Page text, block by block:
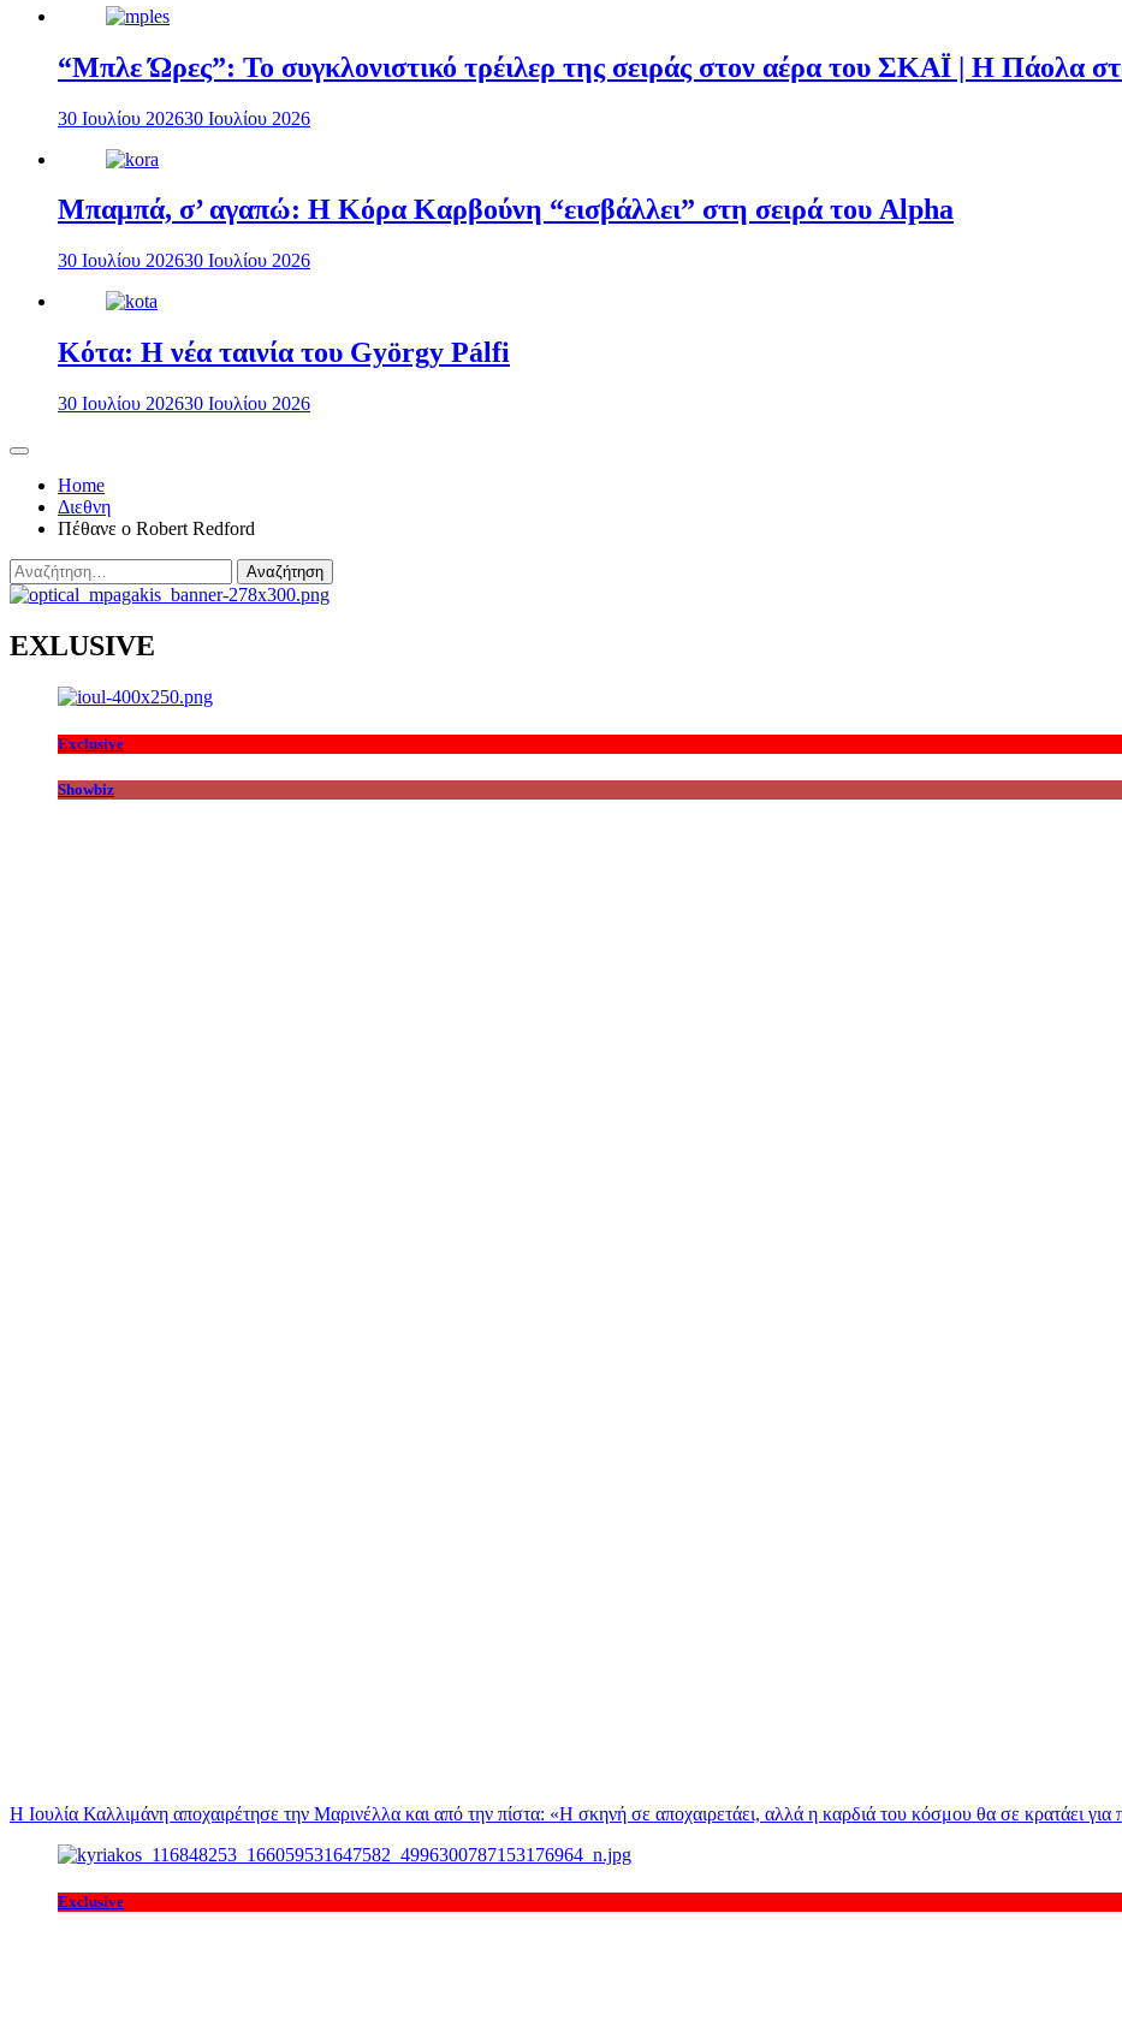
“Μπλε Ώρες”: Το συγκλονιστικό τρέιλερ της σειράς στον αέρα του ΣΚΑΪ | Η Πάολα
30 Ιουλίου 202630 Ιουλίου 2026
Μπαμπά, σ’ αγαπώ: Η Κόρα Καρβούνη “εισβάλλει” στη σειρά του Alpha
30 Ιουλίου 202630 Ιουλίου 2026
Κότα: Η νέα ταινία του György Pálfi
30 Ιουλίου 202630 Ιουλίου 2026
Home
Διεθνη
Πέθανε ο Robert Redford
Αναζήτηση
για:
EXLUSIVE
Exclusive
Showbiz
Η Ιουλία Καλλιμάνη αποχαιρέτησε την Μαρινέλλα και από την πίστα: «H σκηνή σε αποχαιρετάει, αλλά η καρδιά του κόσμου θα σε κρατάει για
Exclusive